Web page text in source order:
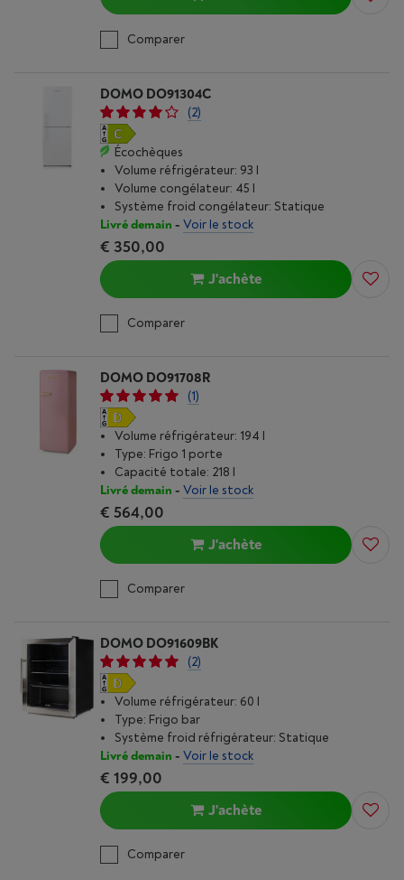
Comparer
DOMO DO91304C
(2)
Écochèques
Volume réfrigérateur: 93 l
Volume congélateur: 45 l
Système froid congélateur: Statique
Livré demain - Voir le stock
€ 350,00
J'achète
Comparer
DOMO DO91708R
(1)
Volume réfrigérateur: 194 l
Type: Frigo 1 porte
Capacité totale: 218 l
Livré demain - Voir le stock
€ 564,00
J'achète
Comparer
DOMO DO91609BK
(2)
Volume réfrigérateur: 60 l
Type: Frigo bar
Système froid réfrigérateur: Statique
Livré demain - Voir le stock
€ 199,00
J'achète
Comparer